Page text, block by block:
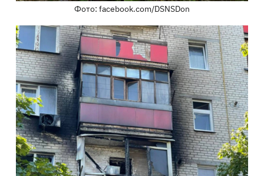
Фото: facebook.com/DSNSDon